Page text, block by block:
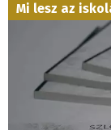
Mi lesz az